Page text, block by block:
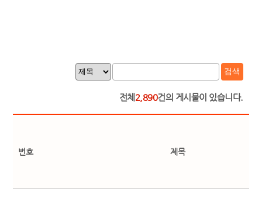
검색
전체 2,890건의 게시물이 있습니다.
번호 제목